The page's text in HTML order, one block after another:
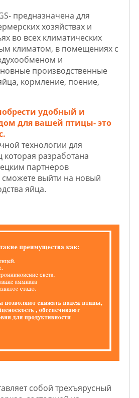
предназначена для
хозяйствах и
во всех климатических
климатом, в помещениях с
и
производственные
кормление, поение,
удобный и
для вашей птицы- это
технологии для
разработана
партнеров
выйти на новый
яйца.
собой трехъярусный